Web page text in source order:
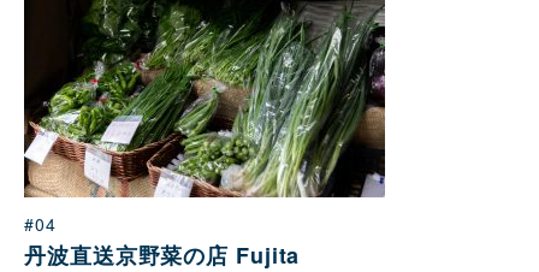
#04
丹波直送京野菜の店 Fujita